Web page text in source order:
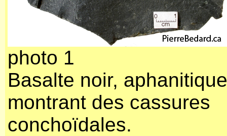
photo 1
Basalte noir,
montrant des cassures
conchoïdales.